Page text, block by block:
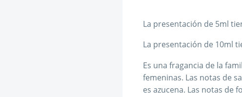
La presentación de 5ml
La presentación de 10ml
Es una fragancia de la
femeninas. Las notas de
es azucena. Las notas de